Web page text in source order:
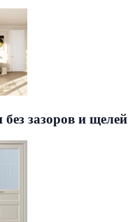
зазоров и щелей